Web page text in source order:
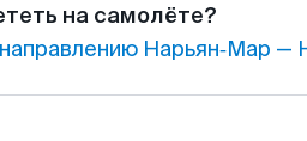
на самолёте?
Нарьян‑Мар —